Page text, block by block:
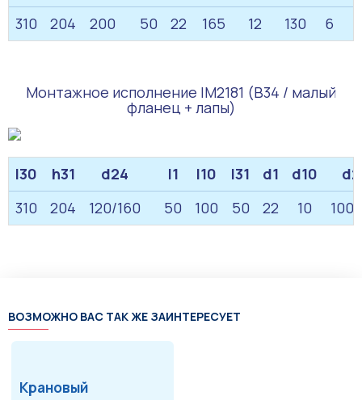
310
204 200 50 22 165 12 130 6
Монтажное исполнение IM2181 (B34 / малый
фланец + лапы)
l30 h31 d24 l1 l10 l31 d1 d10
310
204 120/160 50 100 50 22 10 100/
ВОЗМОЖНО ВАС ТАК ЖЕ ЗАИНТЕРЕСУЕТ
Крановый